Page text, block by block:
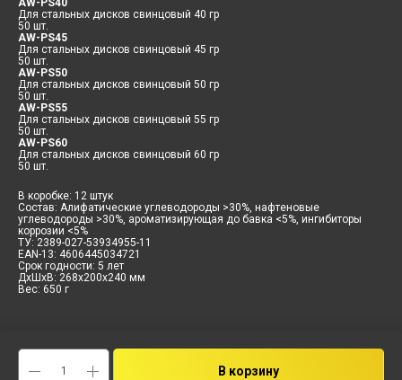
В корзину
AW-PS40
Для стальных дисков свинцовый 40 гр
50 шт.
AW-PS45
Для стальных дисков свинцовый 45 гр
50 шт.
AW-PS50
Для стальных дисков свинцовый 50 гр
50 шт.
AW-PS55
Для стальных дисков свинцовый 55 гр
50 шт.
AW-PS60
Для стальных дисков свинцовый 60 гр
50 шт.
В коробке: 12 штук
Состав: Алифатические углеводороды >30%, нафтеновые
углеводороды >30%, ароматизирующая до бавка <5%, ингибиторы
коррозии <5%
ТУ: 2389-027-53934955-11
EAN-13: 4606445034721
Срок годности: 5 лет
ДxШxВ: 268x200x240 мм
Вес: 650 г